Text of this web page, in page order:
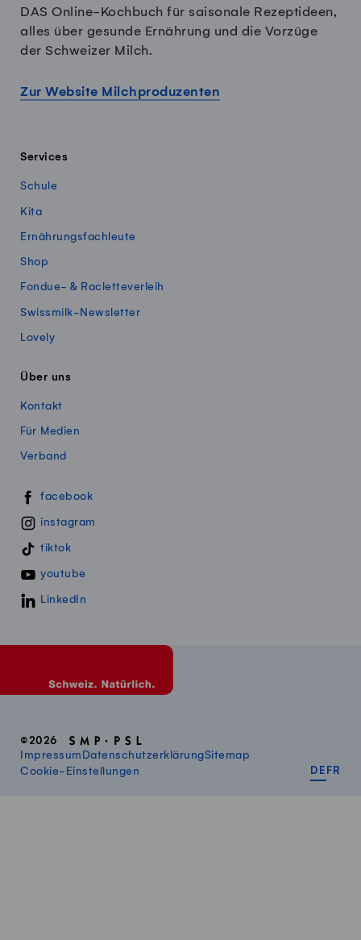
DAS Online-Kochbuch für saisonale Rezeptideen,
alles über gesunde Ernährung und die Vorzüge
der Schweizer Milch.
Zur Website Milchproduzenten
Services
Schule
Kita
Ernährungsfachleute
Shop
Fondue- & Racletteverleih
Swissmilk-Newsletter
Lovely
Über uns
Kontakt
Für Medien
Verband
Swissmillk auf Social Media
facebook
instagram
tiktok
youtube
LinkedIn
©2026
Impressum DatenschutzerklärungSitemap
Cookie-Einstellungen
DE FR